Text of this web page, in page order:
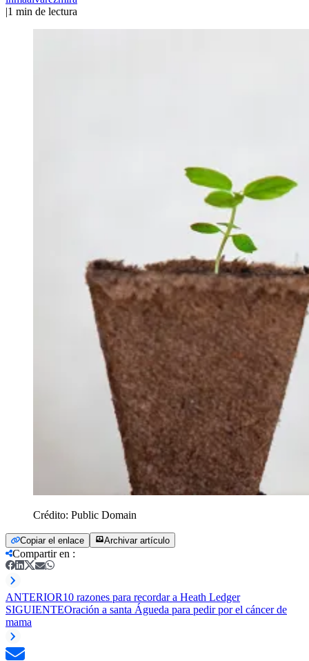
|1 min de lectura
Crédito: Public Domain
Copiar el enlace Archivar artículo
Compartir en :
ANTERIOR10 razones para recordar a Heath Ledger
SIGUIENTEOración a santa Águeda para pedir por el cáncer de
mama